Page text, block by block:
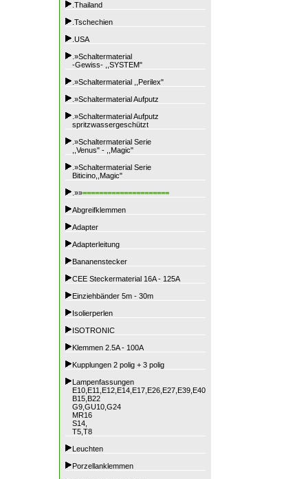
.Thailand
.Tschechien
.USA
.»Schaltermaterial
-Gewiss- ,,SYSTEM"
.»Schaltermaterial ,,Perilex"
.»Schaltermaterial Aufputz
.»Schaltermaterial Aufputz
spritzwassergeschützt
.»Schaltermaterial Serie
,,Venus" - ,,Magic"
.»Schaltermaterial Serie
Biticino,,Magic"
.»»=====================
Abgreifklemmen
Adapter
Adapterleitung
Bananenstecker
CEE Steckermaterial 16A - 125A
Einziehbänder 5m - 30m
Isolierperlen
ISOTRONIC
Klemmen 2.5A - 100A
Kupplungen 2 polig + 3 polig
Lampenfassungen
E10,E11,E12,E14,E17,E26,E27,E39,E40
B15,B22
G9,GU10,G24
MR16
S14,
T5,T8
Leuchten
Porzellanklemmen